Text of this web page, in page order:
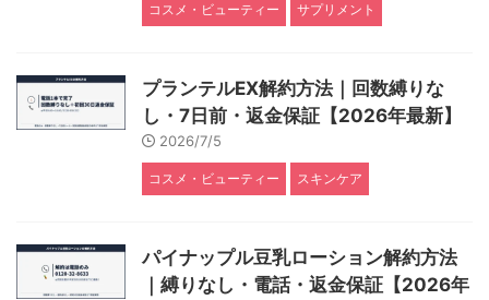
コスメ・ビューティー サプリメント
プランテルEX解約方法｜回数縛りな
し・7日前・返金保証【2026年最新】
2026/7/5
コスメ・ビューティー スキンケア
パイナップル豆乳ローション解約方法
｜縛りなし・電話・返金保証【2026年